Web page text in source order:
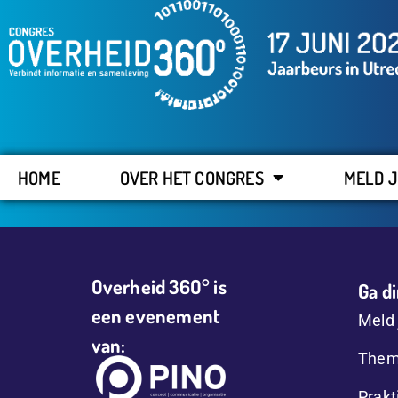
HOME OVER HET CONGRES MELD
Overheid 36O° is
een evenement
van:
Ga
Meld